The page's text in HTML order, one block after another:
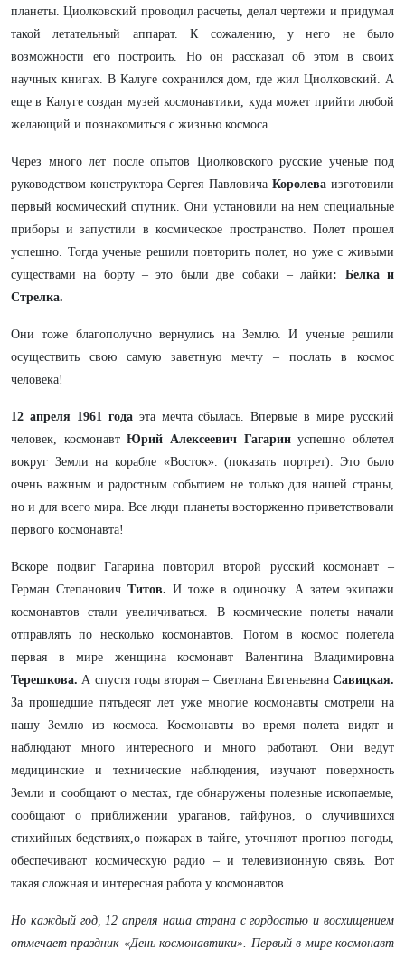
планеты. Циолковский проводил расчеты, делал чертежи и придумал
такой летательный аппарат. К сожалению, у него не было
возможности его построить. Но он рассказал об этом в своих
научных книгах. В Калуге сохранился дом, где жил Циолковский. А
еще в Калуге создан музей космонавтики, куда может прийти любой
желающий и познакомиться с жизнью космоса.
Через много лет после опытов Циолковского русские ученые под
руководством конструктора Сергея Павловича Королеваизготовили
первый космический спутник. Они установили на нем специальные
приборы и запустили в космическое пространство. Полет прошел
успешно. Тогда ученые решили повторить полет, но уже с живыми
существами на борту – это были две собаки – лайки: Белка и
Стрелка.
Они тоже благополучно вернулись на Землю. И ученые решили
осуществить свою самую заветную мечту – послать в космос
человека!
12 апреля 1961 годаэта мечта сбылась. Впервые в мире русский
человек, космонавтЮрий Алексеевич Гагаринуспешно облетел
вокруг Земли на корабле «Восток». (показать портрет). Это было
очень важным и радостным событием не только для нашей страны,
но и для всего мира. Все люди планеты восторженно приветствовали
первого космонавта!
Вскоре подвиг Гагарина повторил второй русский космонавт –
Герман Степанович Титов. И тоже в одиночку. А затем экипажи
космонавтов стали увеличиваться. В космические полеты начали
отправлять по несколько космонавтов. Потом в космос полетела
первая в мире женщина космонавт Валентина Владимировна
Терешкова. А спустя годы вторая – Светлана Евгеньевна Савицкая.
За прошедшие пятьдесят лет уже многие космонавты смотрели на
нашу Землю из космоса. Космонавты во время полета видят и
наблюдают много интересного и много работают. Они ведут
медицинские и технические наблюдения, изучают поверхность
Земли и сообщают о местах, где обнаружены полезные ископаемые,
сообщают о приближении ураганов, тайфунов, о случившихся
стихийных бедствиях,о пожарах в тайге, уточняют прогноз погоды,
обеспечивают космическую радио – и телевизионную связь. Вот
такая сложная и интересная работа у космонавтов.
Но каждый год, 12 апреля наша страна с гордостью и восхищением
отмечает праздник «День космонавтики». Первый в мире космонавт